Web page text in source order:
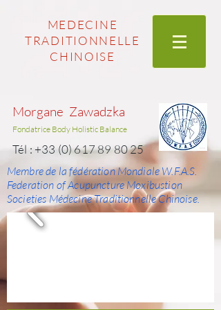
MEDECINE
TRADITIONNELLE
CHINOISE
Morgane Zawadzka
Fondatrice Body Holistic Balance
Tél :+33 (0) 617 89 80 25
Membre de la fédération Mondiale W.F.A.S.
Federation of Acupuncture Moxibustion
Societies Médecine Traditionnelle Chinoise.